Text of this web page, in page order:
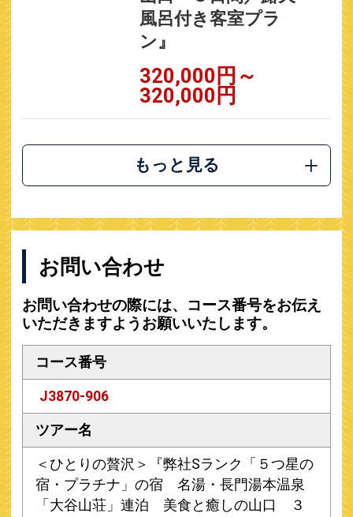
風呂付き客室プラ
ン』
320,000円～
320,000円
もっと見る
お問い合わせ
お問い合わせの際には、コース番号をお伝え
いただきますようお願いいたします。
コース番号
J3870-906
ツアー名
＜ひとりの贅沢＞『弊社Sランク「５つ星の
宿・プラチナ」の宿 名湯・長門湯本温泉
「大谷山荘」連泊 美食と癒しの山口 ３